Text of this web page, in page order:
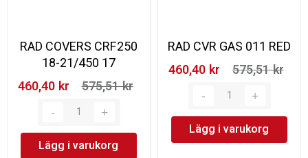
RAD COVERS CRF250
18-21/450 17
460,40 kr‎
575,51 kr‎
Lägg i varukorg
RAD CVR GAS 011 RED
460,40 kr‎
575,51 kr‎
Lägg i varukorg